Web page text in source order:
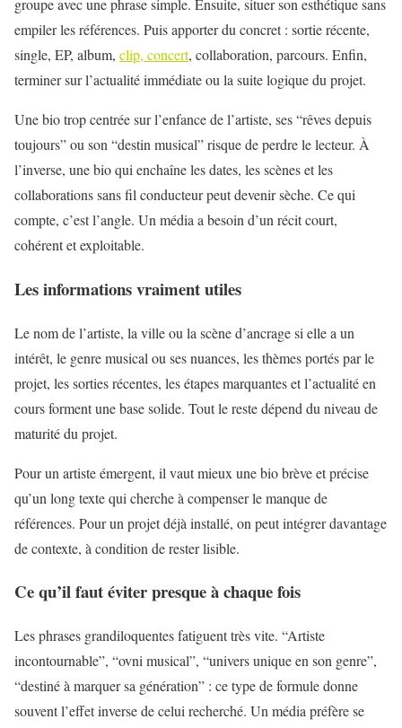
groupe avec une phrase simple. Ensuite, situer son esthétique sans
empiler les références. Puis apporter du concret : sortie récente,
single, EP, album, clip, concert, collaboration, parcours. Enfin,
terminer sur l’actualité immédiate ou la suite logique du projet.
Une bio trop centrée sur l’enfance de l’artiste, ses “rêves depuis
toujours” ou son “destin musical” risque de perdre le lecteur. À
l’inverse, une bio qui enchaîne les dates, les scènes et les
collaborations sans fil conducteur peut devenir sèche. Ce qui
compte, c’est l’angle. Un média a besoin d’un récit court,
cohérent et exploitable.
Les informations vraiment utiles
Le nom de l’artiste, la ville ou la scène d’ancrage si elle a un
intérêt, le genre musical ou ses nuances, les thèmes portés par le
projet, les sorties récentes, les étapes marquantes et l’actualité en
cours forment une base solide. Tout le reste dépend du niveau de
maturité du projet.
Pour un artiste émergent, il vaut mieux une bio brève et précise
qu’un long texte qui cherche à compenser le manque de
références. Pour un projet déjà installé, on peut intégrer davantage
de contexte, à condition de rester lisible.
Ce qu’il faut éviter presque à chaque fois
Les phrases grandiloquentes fatiguent très vite. “Artiste
incontournable”, “ovni musical”, “univers unique en son genre”,
“destiné à marquer sa génération” : ce type de formule donne
souvent l’effet inverse de celui recherché. Un média préfère se